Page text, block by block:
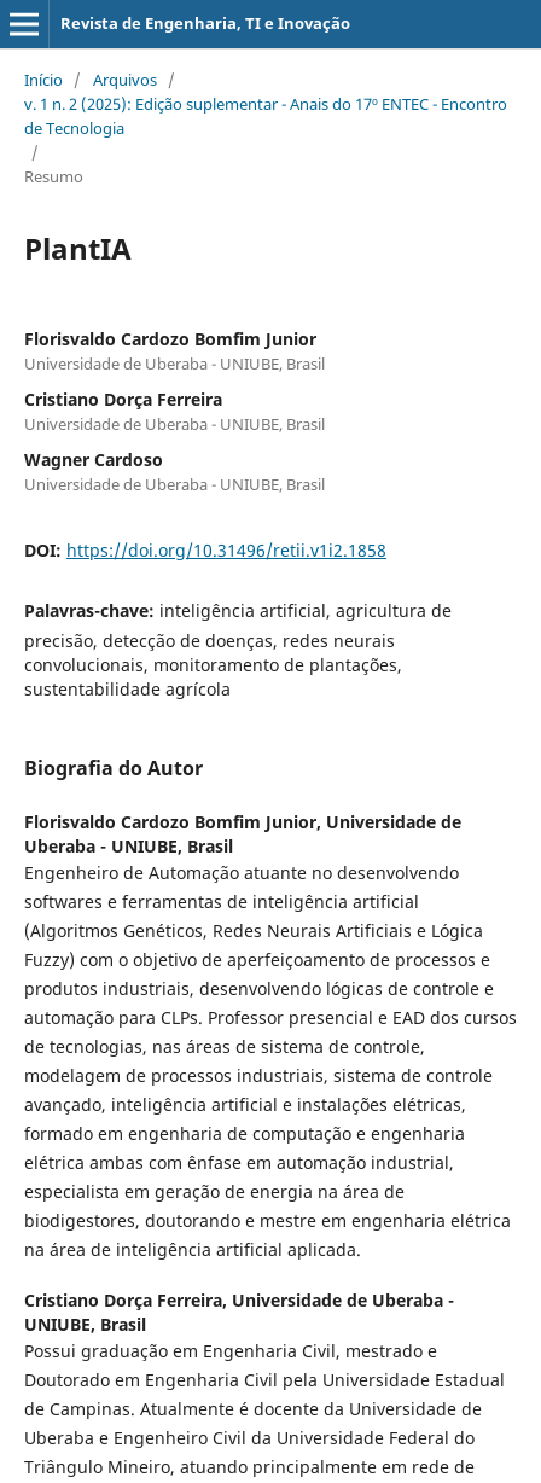
Revista de Engenharia, TI e Inovação
Início / Arquivos /
v. 1 n. 2 (2025): Edição suplementar - Anais do 17º ENTEC - Encontro
de Tecnologia
/
Resumo
PlantIA
Florisvaldo Cardozo Bomfim Junior
Universidade de Uberaba - UNIUBE, Brasil
Cristiano Dorça Ferreira
Universidade de Uberaba - UNIUBE, Brasil
Wagner Cardoso
Universidade de Uberaba - UNIUBE, Brasil
DOI: https://doi.org/10.31496/retii.v1i2.1858
Palavras-chave: inteligência artificial, agricultura de
precisão, detecção de doenças, redes neurais
convolucionais, monitoramento de plantações,
sustentabilidade agrícola
Biografia do Autor
Florisvaldo Cardozo Bomfim Junior, Universidade de
Uberaba - UNIUBE, Brasil
Engenheiro de Automação atuante no desenvolvendo
softwares e ferramentas de inteligência artificial
(Algoritmos Genéticos, Redes Neurais Artificiais e Lógica
Fuzzy) com o objetivo de aperfeiçoamento de processos e
produtos industriais, desenvolvendo lógicas de controle e
automação para CLPs. Professor presencial e EAD dos cursos
de tecnologias, nas áreas de sistema de controle,
modelagem de processos industriais, sistema de controle
avançado, inteligência artificial e instalações elétricas,
formado em engenharia de computação e engenharia
elétrica ambas com ênfase em automação industrial,
especialista em geração de energia na área de
biodigestores, doutorando e mestre em engenharia elétrica
na área de inteligência artificial aplicada.
Cristiano Dorça Ferreira, Universidade de Uberaba -
UNIUBE, Brasil
Possui graduação em Engenharia Civil, mestrado e
Doutorado em Engenharia Civil pela Universidade Estadual
de Campinas. Atualmente é docente da Universidade de
Uberaba e Engenheiro Civil da Universidade Federal do
Triângulo Mineiro, atuando principalmente em rede de